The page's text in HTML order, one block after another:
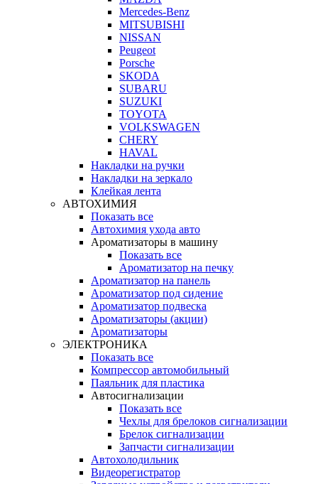
Mercedes-Benz
MITSUBISHI
NISSAN
Peugeot
Porsche
SKODA
SUBARU
SUZUKI
TOYOTA
VOLKSWAGEN
CHERY
HAVAL
Накладки на ручки
Накладки на зеркало
Клейкая лента
АВТОХИМИЯ
Показать все
Автохимия ухода авто
Ароматизаторы в машину
Показать все
Ароматизатор на печку
Ароматизатор на панель
Ароматизатор под сидение
Ароматизатор подвеска
Ароматизаторы (акции)
Ароматизаторы
ЭЛЕКТРОНИКА
Показать все
Компрессор автомобильный
Паяльник для пластика
Автосигнализации
Показать все
Чехлы для брелоков сигнализации
Брелок сигнализации
Запчасти сигнализации
Автохолодильник
Видеорегистратор